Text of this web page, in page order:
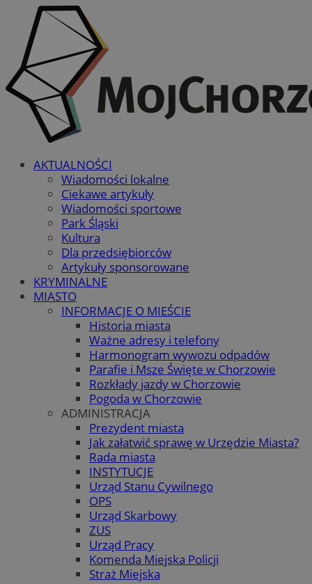
AKTUALNOŚCI
Wiadomości lokalne
Ciekawe artykuły
Wiadomości sportowe
Park Śląski
Kultura
Dla przedsiębiorców
Artykuły sponsorowane
KRYMINALNE
MIASTO
INFORMACJE O MIEŚCIE
Historia miasta
Ważne adresy i telefony
Harmonogram wywozu odpadów
Parafie i Msze Święte w Chorzowie
Rozkłady jazdy w Chorzowie
Pogoda w Chorzowie
ADMINISTRACJA
Prezydent miasta
Jak załatwić sprawę w Urzędzie Miasta?
Rada miasta
INSTYTUCJE
Urząd Stanu Cywilnego
OPS
Urząd Skarbowy
ZUS
Urząd Pracy
Komenda Miejska Policji
Straż Miejska